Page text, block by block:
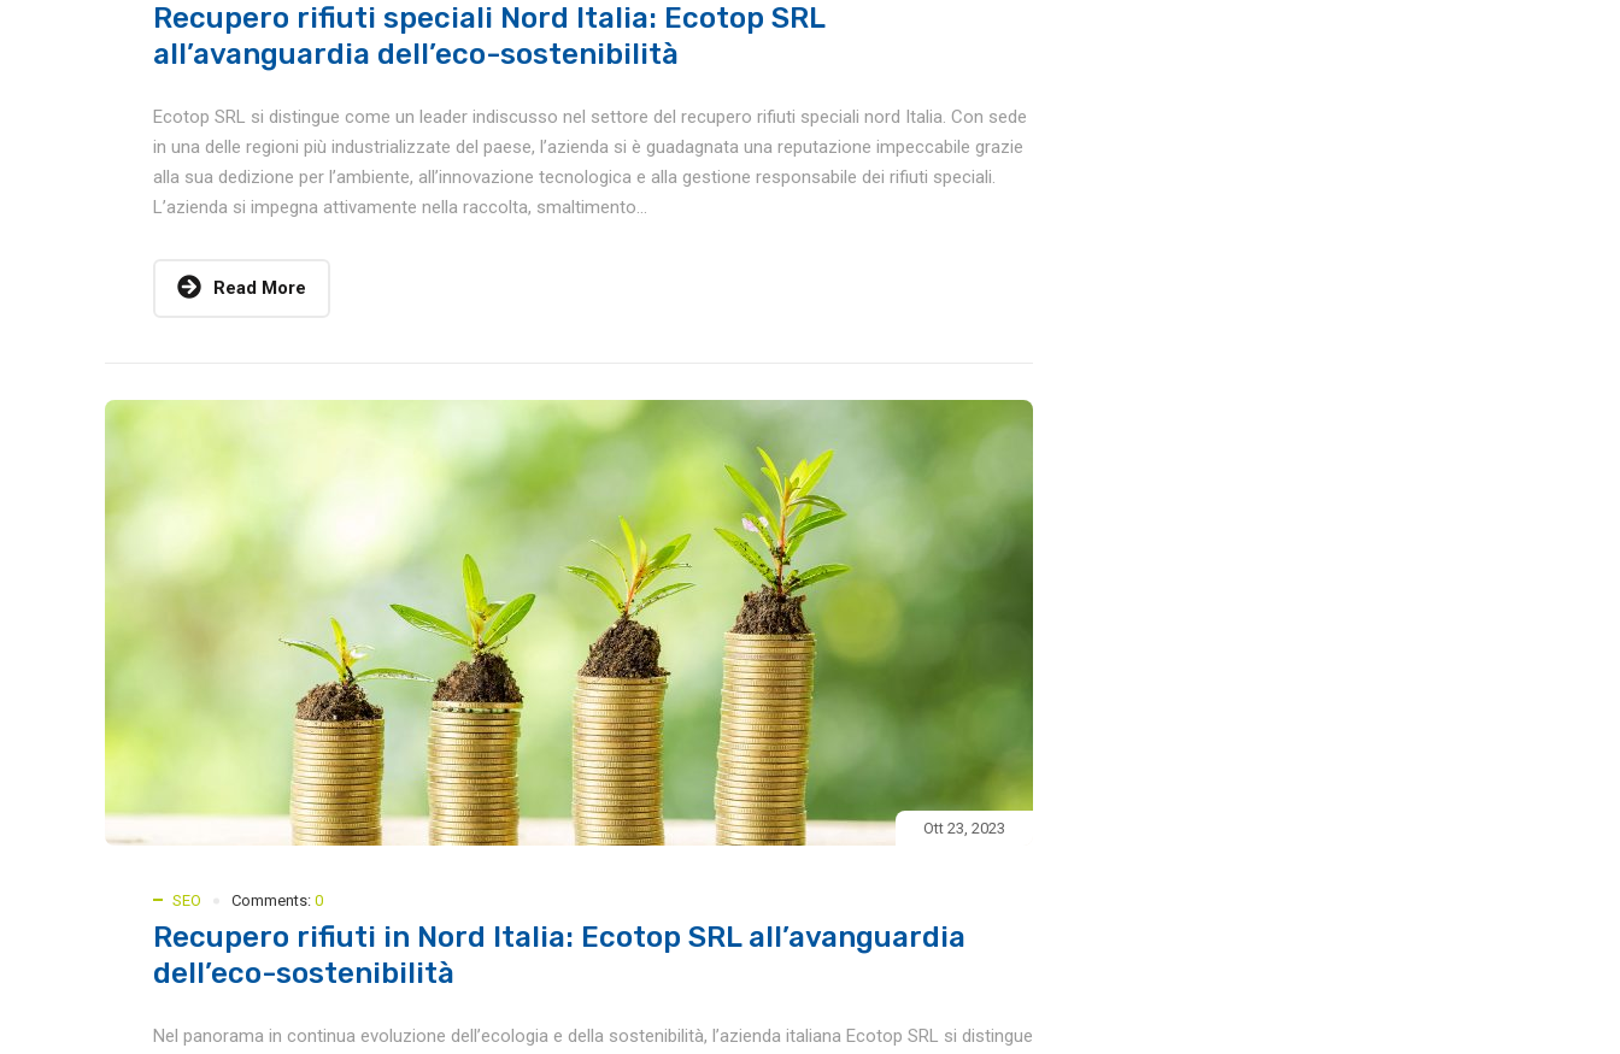
Recupero rifiuti speciali Nord Italia: Ecotop SRL
all’avanguardia dell’eco-sostenibilità
Ecotop SRL si distingue come un leader indiscusso nel settore del recupero rifiuti speciali nord Italia. Con sede
in una delle regioni più industrializzate del paese, l’azienda si è guadagnata una reputazione impeccabile grazie
alla sua dedizione per l’ambiente, all’innovazione tecnologica e alla gestione responsabile dei rifiuti speciali.
L’azienda si impegna attivamente nella raccolta, smaltimento...
Read More
Ott 23, 2023
SEO Comments: 0
Recupero rifiuti in Nord Italia: Ecotop SRL all’avanguardia
dell’eco-sostenibilità
Nel panorama in continua evoluzione dell’ecologia e della sostenibilità, l’azienda italiana Ecotop SRL si distingue